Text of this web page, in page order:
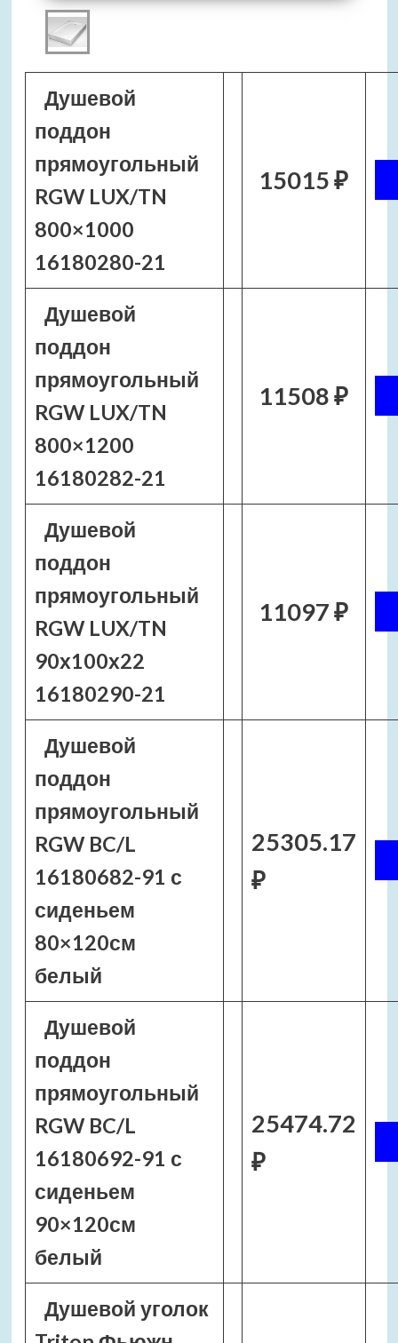
Душевой
поддон
прямоугольный
RGW LUX/TN
800×1000
16180280-21
15015 ₽
Душевой
поддон
прямоугольный
RGW LUX/TN
800×1200
16180282-21
11508 ₽
Душевой
поддон
прямоугольный
RGW LUX/TN
90х100х22
16180290-21
11097 ₽
Душевой
поддон
прямоугольный
RGW BC/L
16180682-91 с
сиденьем
80×120см
белый
25305.17
₽
Душевой
поддон
прямоугольный
RGW BC/L
16180692-91 с
сиденьем
90×120см
белый
25474.72
₽
Душевой уголок